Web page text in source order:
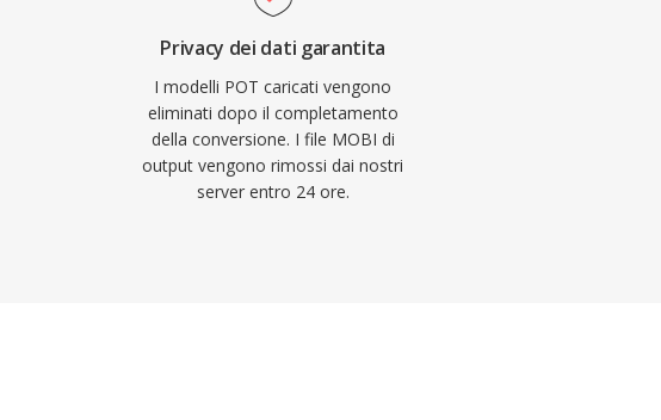
Privacy dei dati garantita
I modelli POT caricati vengono
eliminati dopo il completamento
della conversione. I file MOBI di
output vengono rimossi dai nostri
server entro 24 ore.